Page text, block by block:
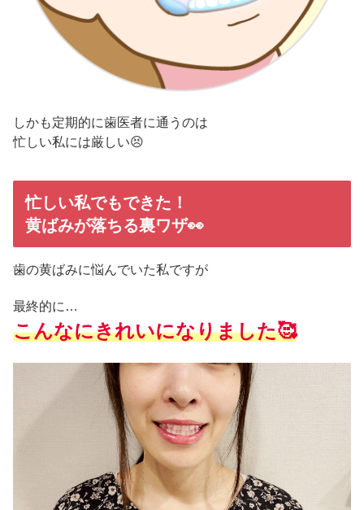
しかも定期的に歯医者に通うのは
忙しい私には厳しい😣
忙しい私でもできた！
黄ばみが落ちる裏ワザ👀
歯の黄ばみに悩んでいた私ですが
最終的に…
こんなにきれいになりました🥰